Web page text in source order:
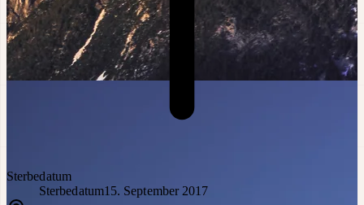
Sterbedatum
Sterbedatum15. September 2017